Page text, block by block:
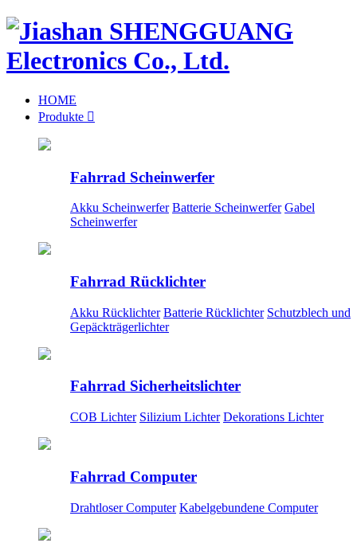
HOME
Produkte 
Fahrrad Scheinwerfer
Akku Scheinwerfer Batterie Scheinwerfer Gabel
Scheinwerfer
Fahrrad Rücklichter
Akku Rücklichter Batterie Rücklichter Schutzblech und
Gepäckträgerlichter
Fahrrad Sicherheitslichter
COB Lichter Silizium Lichter Dekorations Lichter
Fahrrad Computer
Drahtloser Computer Kabelgebundene Computer